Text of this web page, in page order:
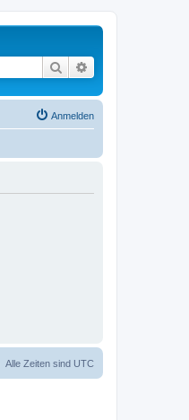
Suche
Anmelden
Alle Zeiten sind UTC